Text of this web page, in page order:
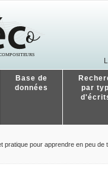
Base de
données
par
pratique pour apprendre en peu de